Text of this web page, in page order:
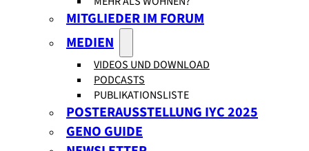
MITGLIEDER IM FORUM
MEDIEN
VIDEOS UND DOWNLOAD
PODCASTS
PUBLIKATIONSLISTE
POSTERAUSSTELLUNG IYC 2025
GENO GUIDE